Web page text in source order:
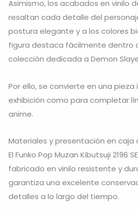
Asimismo, los acabados en vinilo
resaltan cada detalle del
postura elegante y a los colores
figura destaca fácilmente dentro
colección dedicada a Demon
Por ello, se convierte en una
exhibición como para completar
anime.
Materiales y presentación en caja
El Funko Pop Muzan Kibutsuji 2196
fabricado en vinilo resistente y
garantiza una excelente
detalles a lo largo del tiempo.